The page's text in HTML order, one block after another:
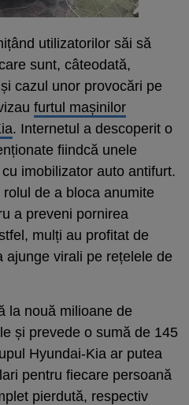
utilizatorilor săi să
sunt, câteodată,
cazul unor provocări pe
furtul mașinilor
. Internetul a descoperit o
fiindcă unele
imobilizator auto antifurt.
de a bloca anumite
a preveni pornirea
mulți au profitat de
ajunge virali pe rețelele de
la nouă milioane de
și prevede o sumă de 145
Hyundai-Kia ar putea
pentru fiecare persoană
pierdută, respectiv